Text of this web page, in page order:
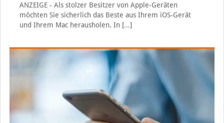
ANZEIGE - Als stolzer Besitzer von Apple-Geräten
möchten Sie sicherlich das Beste aus Ihrem iOS-Gerät
und Ihrem Mac herausholen. In […]